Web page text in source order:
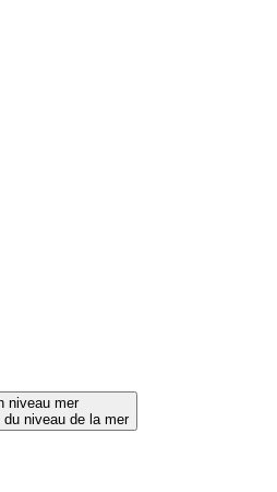
niveau mer
du niveau de la mer